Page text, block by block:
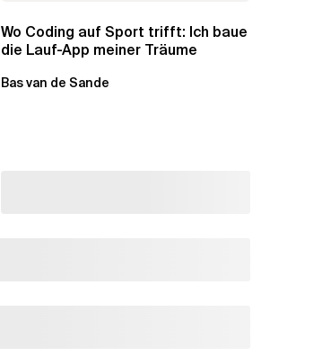
Wo Coding auf Sport trifft: Ich baue
die Lauf-App meiner Träume
Bas van de Sande